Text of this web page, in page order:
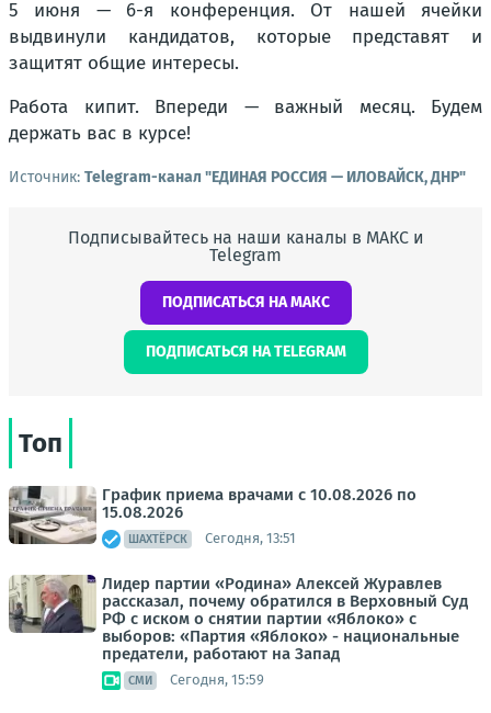
5 июня — 6-я конференция. От нашей ячейки
выдвинули кандидатов, которые представят и
защитят общие интересы.
Работа кипит. Впереди — важный месяц. Будем
держать вас в курсе!
Источник: Telegram-канал "ЕДИНАЯ РОССИЯ — ИЛОВАЙСК, ДНР"
Подписывайтесь на наши каналы в МАКС и
Telegram
ПОДПИСАТЬСЯ НА МАКС
ПОДПИСАТЬСЯ НА TELEGRAM
Топ
График приема врачами с 10.08.2026 по
15.08.2026
ШАХТЁРСК Сегодня, 13:51
Лидер партии «Родина» Алексей Журавлев
рассказал, почему обратился в Верховный Суд
РФ с иском о снятии партии «Яблоко» с
выборов: «Партия «Яблоко» - национальные
предатели, работают на Запад
СМИ Сегодня, 15:59